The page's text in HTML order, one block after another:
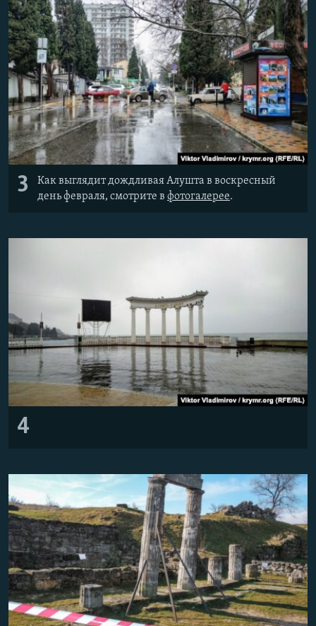
3
Как выглядит дождливая Алушта в воскресный
день февраля, смотрите в фотогалерее.
4